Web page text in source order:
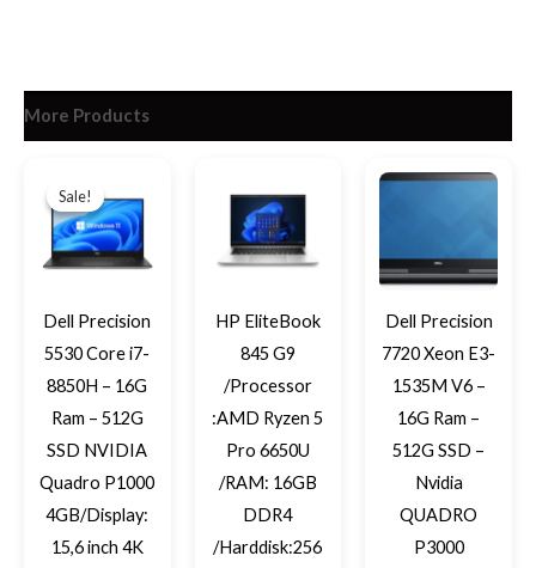
More Products
Sale!
Sale!
Dell Precision
5530 Core i7-
8850H – 16G
Ram – 512G
SSD NVIDIA
Quadro P1000
4GB/Display:
15,6 inch 4K
was:
EGP24,000.
is:
EGP22,000.
HP EliteBook
845 G9
/Processor
:AMD Ryzen 5
Pro 6650U
/RAM: 16GB
DDR4
/Harddisk:256
Dell Precision
7720 Xeon E3-
1535M V6 –
16G Ram –
512G SSD –
Nvidia
QUADRO
P3000